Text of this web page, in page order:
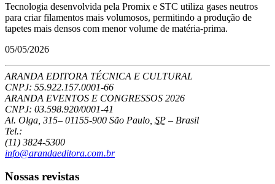
Tecnologia desenvolvida pela Promix e STC utiliza gases neutros
para criar filamentos mais volumosos, permitindo a produção de
tapetes mais densos com menor volume de matéria-prima.
05/05/2026
ARANDA EDITORA TÉCNICA E CULTURAL
CNPJ: 55.922.157.0001-66
ARANDA EVENTOS E CONGRESSOS 2026
CNPJ: 03.598.920/0001-41
Al. Olga, 315– 01155-900 São Paulo SP – Brasil
Tel.:
(11) 3824-5300
info@arandaeditora.com.br
Nossas revistas